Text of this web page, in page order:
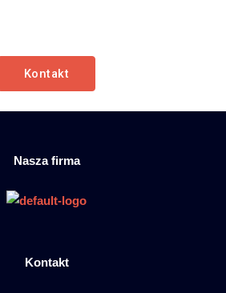
Kontakt
Nasza firma
Kontakt